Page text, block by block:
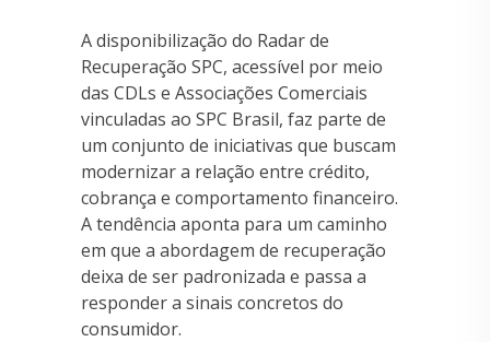
A disponibilização do Radar de
Recuperação SPC, acessível por meio
das CDLs e Associações Comerciais
vinculadas ao SPC Brasil, faz parte de
um conjunto de iniciativas que buscam
modernizar a relação entre crédito,
cobrança e comportamento financeiro.
A tendência aponta para um caminho
em que a abordagem de recuperação
deixa de ser padronizada e passa a
responder a sinais concretos do
consumidor.